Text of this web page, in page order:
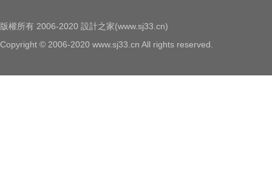
版權所有 2006-2020 設計之家(www.sj33.cn)
Copyright © 2006-2020 www.sj33.cn All rights reserved.